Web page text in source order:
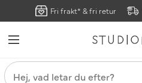
Fri frakt* & fri retur